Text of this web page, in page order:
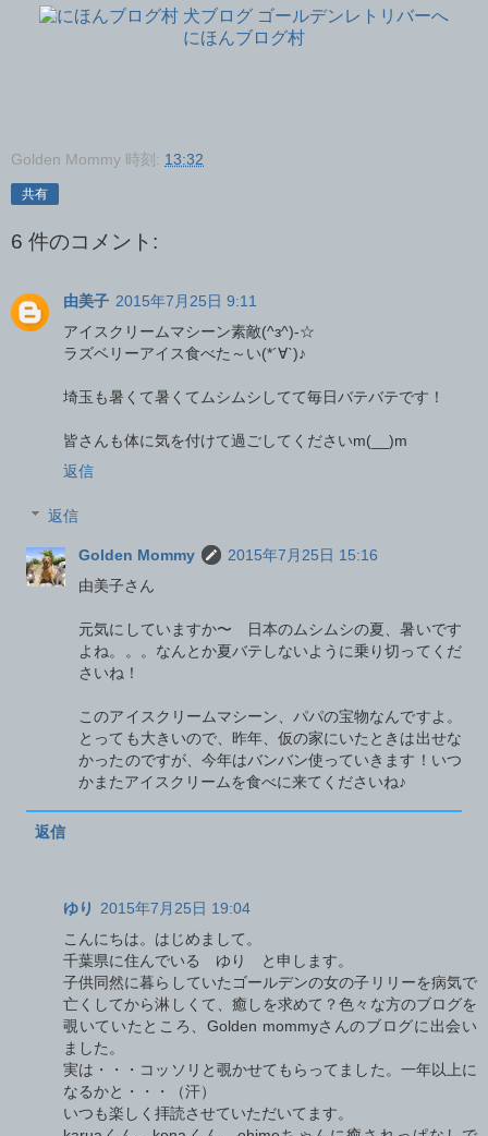
にほんブログ村
Golden Mommy 時刻: 13:32
共有
6 件のコメント:
由美子 2015年7月25日 9:11
アイスクリームマシーン素敵(^з^)-☆
ラズベリーアイス食べた～い(*´∀`)♪
埼玉も暑くて暑くてムシムシしてて毎日バテバテです！
皆さんも体に気を付けて過ごしてくださいm(__)m
返信
返信
Golden Mommy
2015年7月25日 15:16
由美子さん
元気にしていますか〜 日本のムシムシの夏、暑いです
よね。。。なんとか夏バテしないように乗り切ってくだ
さいね！
このアイスクリームマシーン、パパの宝物なんですよ。
とっても大きいので、昨年、仮の家にいたときは出せな
かったのですが、今年はバンバン使っていきます！いつ
かまたアイスクリームを食べに来てくださいね♪
返信
ゆり
2015年7月25日 19:04
こんにちは。はじめまして。
千葉県に住んでいる ゆり と申します。
子供同然に暮らしていたゴールデンの女の子リリーを病気で
亡くしてから淋しくて、癒しを求めて？色々な方のブログを
覗いていたところ、Golden mommyさんのブログに出会い
ました。
実は・・・コッソリと覗かせてもらってました。一年以上に
なるかと・・・（汗）
いつも楽しく拝読させていただいてます。